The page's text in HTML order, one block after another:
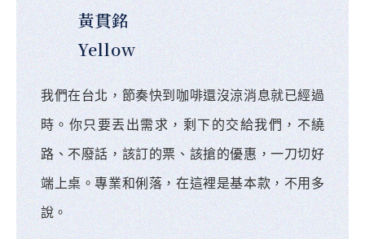
黃貫銘
Yellow
我們在台北，節奏快到咖啡還沒涼消息就已經過
時。你只要丟出需求，剩下的交給我們，不繞
路、不廢話，該訂的票、該搶的優惠，一刀切好
端上桌。專業和俐落，在這裡是基本款，不用多
說。